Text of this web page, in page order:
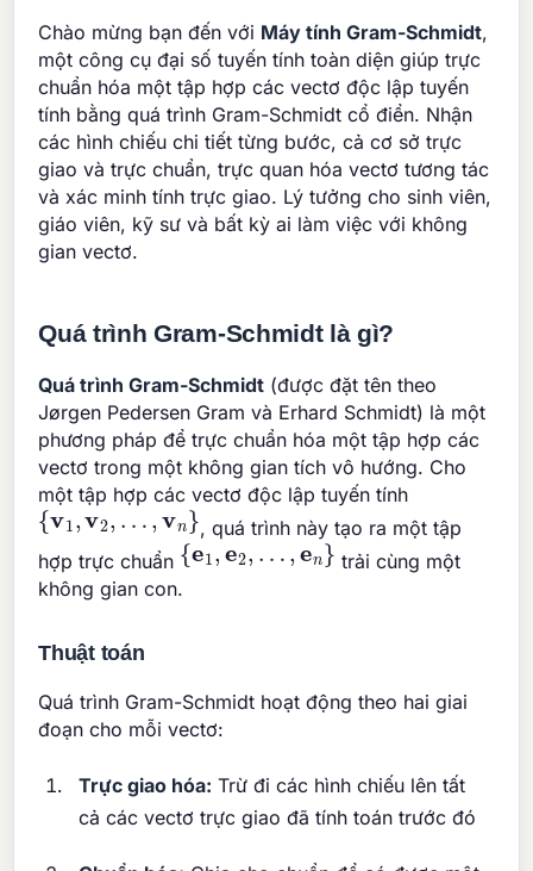
Chào mừng bạn đến với Máy tính Gram-Schmidt,
một công cụ đại số tuyến tính toàn diện giúp trực
chuẩn hóa một tập hợp các vectơ độc lập tuyến
tính bằng quá trình Gram-Schmidt cổ điển. Nhận
các hình chiếu chi tiết từng bước, cả cơ sở trực
giao và trực chuẩn, trực quan hóa vectơ tương tác
và xác minh tính trực giao. Lý tưởng cho sinh viên,
giáo viên, kỹ sư và bất kỳ ai làm việc với không
gian vectơ.
Quá trình Gram-Schmidt là gì?
Quá trình Gram-Schmidt (được đặt tên theo
Jørgen Pedersen Gram và Erhard Schmidt) là một
phương pháp để trực chuẩn hóa một tập hợp các
vectơ trong một không gian tích vô hướng. Cho
một tập hợp các vectơ độc lập tuyến tính
{v1, v2, …,v n}
, quá trình này tạo ra một tập
hợp trực chuẩn
{e1 ,e2 ,…,e n}
trải cùng một
không gian con.
Thuật toán
Quá trình Gram-Schmidt hoạt động theo hai giai
đoạn cho mỗi vectơ:
Trực giao hóa: Trừ đi các hình chiếu lên tất
cả các vectơ trực giao đã tính toán trước đó